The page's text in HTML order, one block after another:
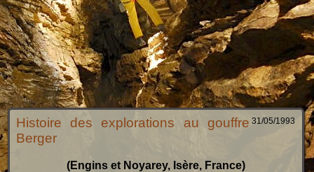
31/05/1993
Histoire des explorations au gouffre
Berger
(Engins et Noyarey, Isère, France)